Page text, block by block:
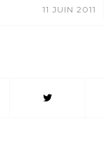
11 JUIN 2011
/